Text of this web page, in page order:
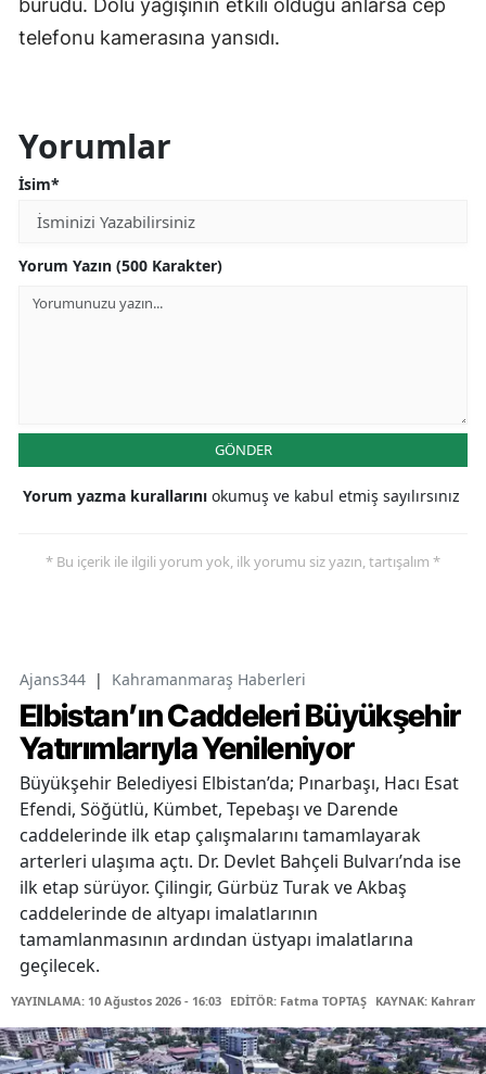
bürüdü. Dolu yağışının etkili olduğu anlarsa cep
telefonu kamerasına yansıdı.
Yorumlar
İsim*
Yorum Yazın (500 Karakter)
GÖNDER
Yorum yazma kurallarını okumuş ve kabul etmiş sayılırsınız
* Bu içerik ile ilgili yorum yok, ilk yorumu siz yazın, tartışalım *
Ajans344 | Kahramanmaraş Haberleri
Elbistan’ın Caddeleri Büyükşehir
Yatırımlarıyla Yenileniyor
Büyükşehir Belediyesi Elbistan’da; Pınarbaşı, Hacı Esat
Efendi, Söğütlü, Kümbet, Tepebaşı ve Darende
caddelerinde ilk etap çalışmalarını tamamlayarak
arterleri ulaşıma açtı. Dr. Devlet Bahçeli Bulvarı’nda ise
ilk etap sürüyor. Çilingir, Gürbüz Turak ve Akbaş
caddelerinde de altyapı imalatlarının
tamamlanmasının ardından üstyapı imalatlarına
geçilecek.
YAYINLAMA: 10 Ağustos 2026 - 16:03 EDİTÖR: Fatma TOPTAŞ KAYNAK: